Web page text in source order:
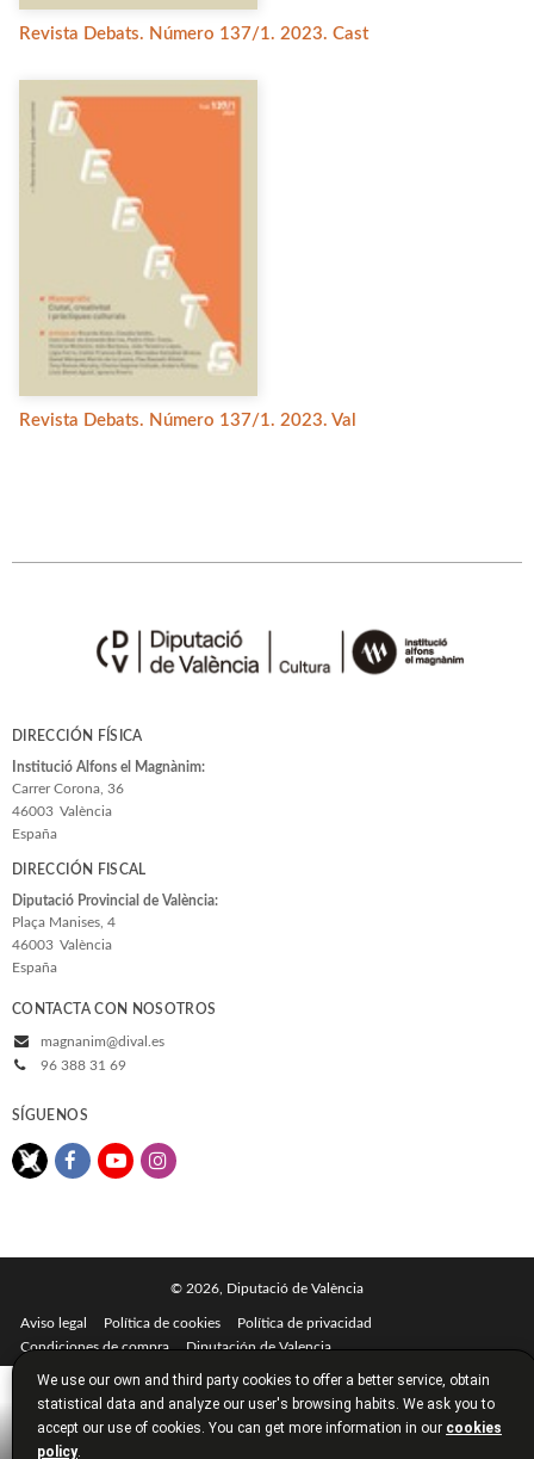
Revista Debats. Número 137/1. 2023. Cast
Revista Debats. Número 137/1. 2023. Val
DIRECCIÓN FÍSICA
Institució Alfons el Magnànim:
Carrer Corona, 36
46003 València
España
DIRECCIÓN FISCAL
Diputació Provincial de València:
Plaça Manises, 4
46003 València
España
CONTACTA CON NOSOTROS
magnanim@dival.es
96 388 31 69
SÍGUENOS
© 2026, Diputació de València
Aviso legal Política de cookies
Política de privacidad
Condiciones de compra
Diputación de Valencia
We use our own and third party cookies to offer a better service, obtain
statistical data and analyze our user's browsing habits. We ask you to
accept our use of cookies. You can get more information in our cookies
policy.